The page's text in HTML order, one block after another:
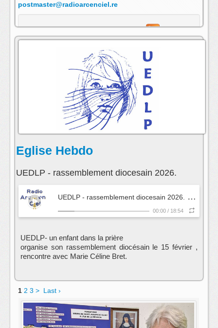
postmaster@radioarcenciel.re
s'abonner au fil rss de cette emission:
Eglise Hebdo
UEDLP - rassemblement diocesain 2026.
UEDLP - rassemblement diocesain 2026. - Eglise
00:00 / 18:54
UEDLP- un enfant dans la prière
organise son rassemblement diocésain le 15 février ,
rencontre avec Marie Céline Bret.
1 2 3 > Last ›